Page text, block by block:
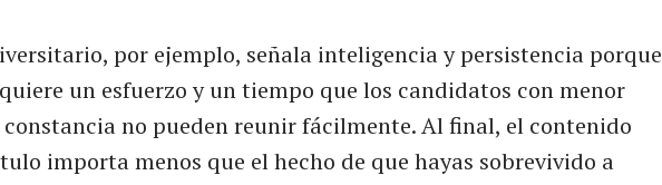
por ejemplo, señala inteligencia y persistencia porque
un esfuerzo y un tiempo que los candidatos con menor
no pueden reunir fácilmente. Al final, el contenido
importa menos que el hecho de que hayas sobrevivido a